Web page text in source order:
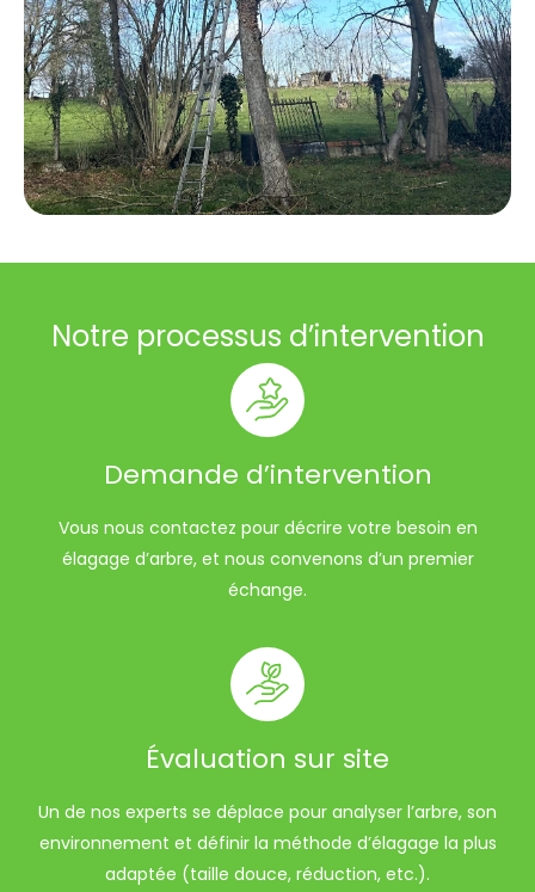
Notre processus d’intervention
Demande d’intervention
Vous nous contactez pour décrire votre besoin en
élagage d’arbre, et nous convenons d’un premier
échange.
Évaluation sur site
Un de nos experts se déplace pour analyser l’arbre, son
environnement et définir la méthode d’élagage la plus
adaptée (taille douce, réduction, etc.).